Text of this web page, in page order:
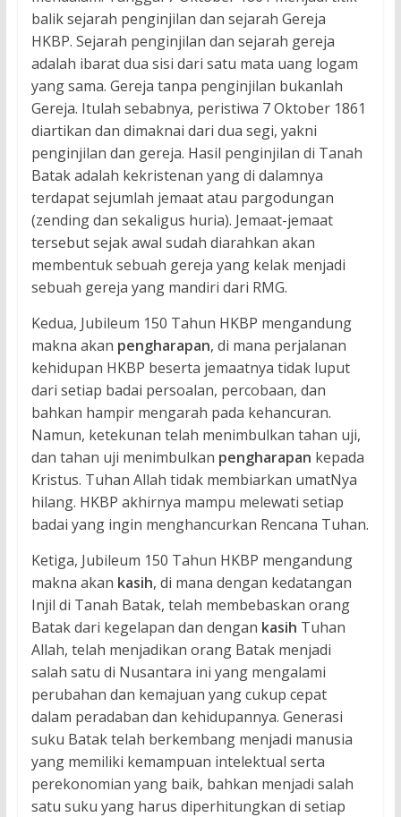
balik sejarah penginjilan dan sejarah Gereja
HKBP. Sejarah penginjilan dan sejarah gereja
adalah ibarat dua sisi dari satu mata uang logam
yang sama. Gereja tanpa penginjilan bukanlah
Gereja. Itulah sebabnya, peristiwa 7 Oktober 1861
diartikan dan dimaknai dari dua segi, yakni
penginjilan dan gereja. Hasil penginjilan di Tanah
Batak adalah kekristenan yang di dalamnya
terdapat sejumlah jemaat atau pargodungan
(zending dan sekaligus huria). Jemaat-jemaat
tersebut sejak awal sudah diarahkan akan
membentuk sebuah gereja yang kelak menjadi
sebuah gereja yang mandiri dari RMG.
Kedua, Jubileum 150 Tahun HKBP mengandung
makna akan pengharapan, di mana perjalanan
kehidupan HKBP beserta jemaatnya tidak luput
dari setiap badai persoalan, percobaan, dan
bahkan hampir mengarah pada kehancuran.
Namun, ketekunan telah menimbulkan tahan uji,
dan tahan uji menimbulkan pengharapan kepada
Kristus. Tuhan Allah tidak membiarkan umatNya
hilang. HKBP akhirnya mampu melewati setiap
badai yang ingin menghancurkan Rencana Tuhan.
Ketiga, Jubileum 150 Tahun HKBP mengandung
makna akan kasih, di mana dengan kedatangan
Injil di Tanah Batak, telah membebaskan orang
Batak dari kegelapan dan dengan kasih Tuhan
Allah, telah menjadikan orang Batak menjadi
salah satu di Nusantara ini yang mengalami
perubahan dan kemajuan yang cukup cepat
dalam peradaban dan kehidupannya. Generasi
suku Batak telah berkembang menjadi manusia
yang memiliki kemampuan intelektual serta
perekonomian yang baik, bahkan menjadi salah
satu suku yang harus diperhitungkan di setiap